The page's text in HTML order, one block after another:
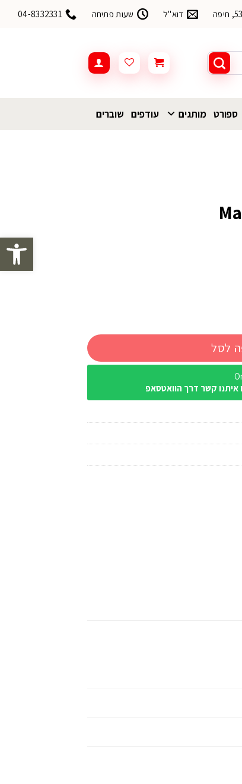
פתח
דוא"ל שעות פתיחה 04-8332331
ספורט מותגים עודפים שוברים
לסל
איתנו קשר דרך הוואטסאפ